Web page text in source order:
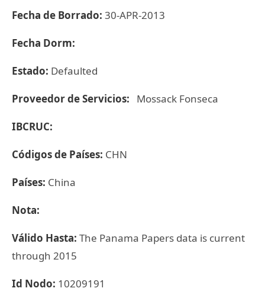
Fecha de Borrado: 30-APR-2013
Fecha Dorm:
Estado: Defaulted
Proveedor de Servicios: Mossack Fonseca
IBCRUC:
Códigos de Países: CHN
Países: China
Nota:
Válido Hasta: The Panama Papers data is current
through 2015
Id Nodo: 10209191